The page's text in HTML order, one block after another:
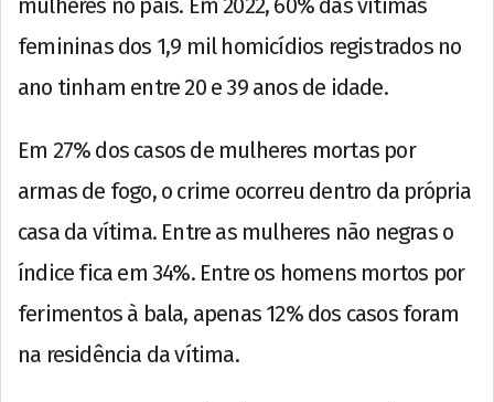
femininas dos 1,9 mil homicídios registrados no
ano tinham entre 20 e 39 anos de idade.
Em 27% dos casos de mulheres mortas por
armas de fogo, o crime ocorreu dentro da própria
casa da vítima. Entre as mulheres não negras o
índice fica em 34%. Entre os homens mortos por
ferimentos à bala, apenas 12% dos casos foram
na residência da vítima.